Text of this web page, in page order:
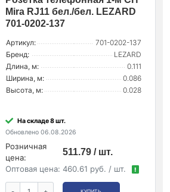
Mira RJ11 бел./бел. LEZARD
701-0202-137
Артикул:
701-0202-137
Бренд:
LEZARD
Длина, м:
0.111
Ширина, м:
0.086
Высота, м:
0.028
На складе 8 шт.
Обновлено 06.08.2026
Розничная
цена:
511.79 / шт.
Оптовая цена: 460.61 руб. / шт. !